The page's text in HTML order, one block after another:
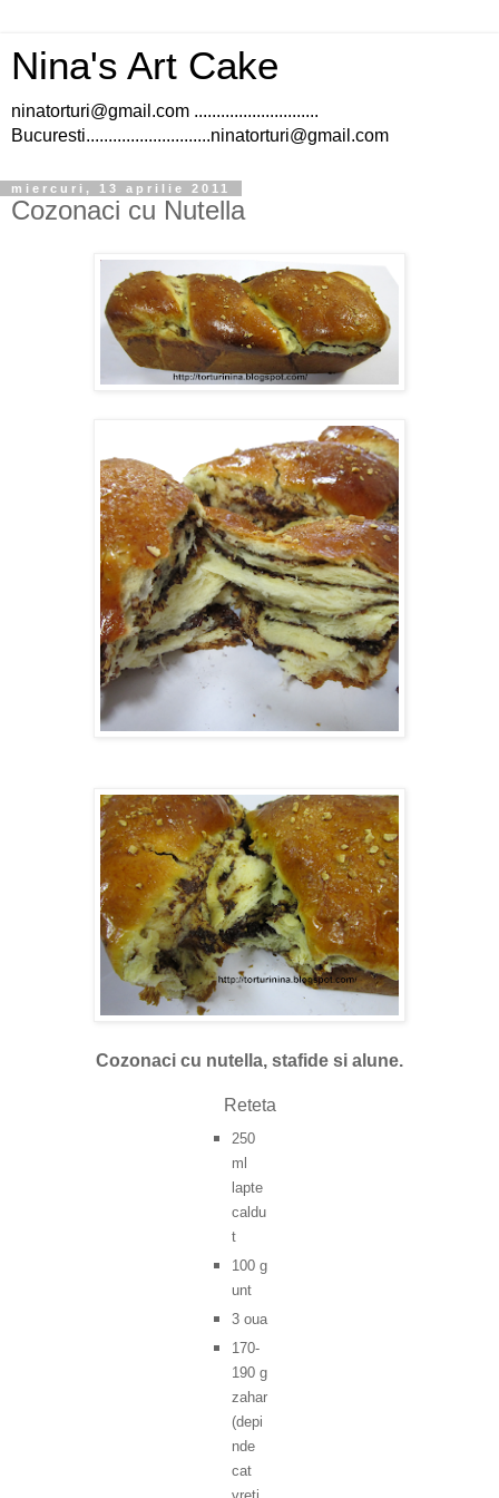
Nina's Art Cake
ninatorturi@gmail.com ............................
Bucuresti............................ninatorturi@gmail.com
miercuri, 13 aprilie 2011
Cozonaci cu Nutella
Cozonaci cu nutella, stafide si alune.
Reteta
250
ml
lapte
caldu
t
100 g
unt
3 oua
170-
190 g
zahar
(depi
nde
cat